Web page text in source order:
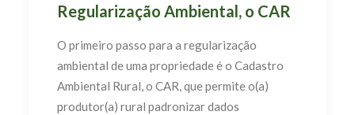
Regularização Ambiental, o CAR
O primeiro passo para a regularização
ambiental de uma propriedade é o Cadastro
Ambiental Rural, o CAR, que permite o(a)
produtor(a) rural padronizar dados